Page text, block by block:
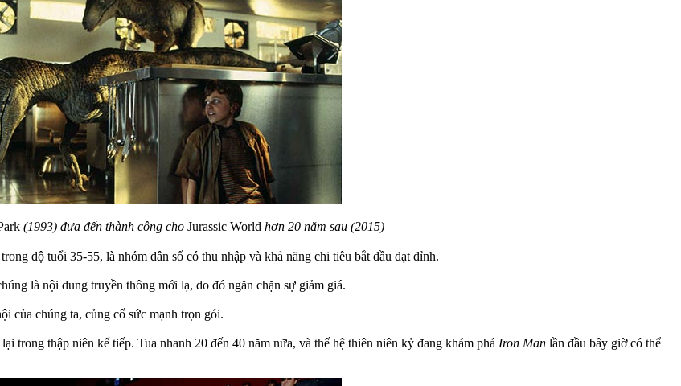
(1993) đưa đến thành công cho Jurassic World hơn 20 năm sau (2015)
độ tuổi 35-55, là nhóm dân số có thu nhập và khả năng chi tiêu bắt đầu đạt đỉnh.
là nội dung truyền thông mới lạ, do đó ngăn chặn sự giảm giá.
của chúng ta, củng cố sức mạnh trọn gói.
trong thập niên kế tiếp. Tua nhanh 20 đến 40 năm nữa, và thế hệ thiên niên kỷ đang khám phá Iron Man lần đầu bây giờ có thể